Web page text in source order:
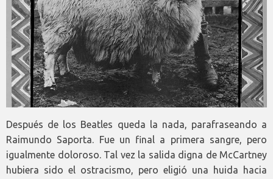
Después de los Beatles queda la nada, parafraseando a
Raimundo Saporta. Fue un final a primera sangre, pero
igualmente doloroso. Tal vez la salida digna de McCartney
hubiera sido el ostracismo, pero eligió una huida hacia